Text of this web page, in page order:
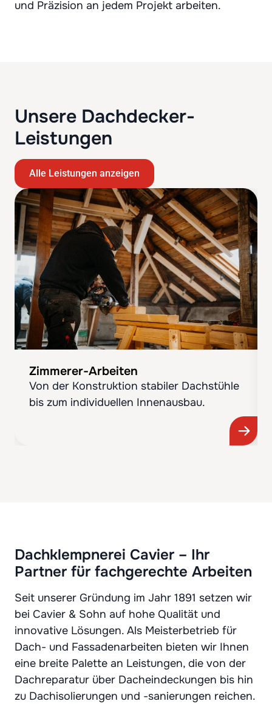
und Präzision an jedem Projekt arbeiten.
Unsere Dachdecker-
Leistungen
Alle Leistungen anzeigen
Zimmerer-Arbeiten
Von der Konstruktion stabiler Dachstühle
bis zum individuellen Innenausbau.
Dachklempnerei Cavier – Ihr
Partner für fachgerechte Arbeiten
Seit unserer Gründung im Jahr 1891 setzen wir
bei Cavier & Sohn auf hohe Qualität und
innovative Lösungen. Als Meisterbetrieb für
Dach- und Fassadenarbeiten bieten wir Ihnen
eine breite Palette an Leistungen, die von der
Dachreparatur über Dacheindeckungen bis hin
zu Dachisolierungen und -sanierungen reichen.